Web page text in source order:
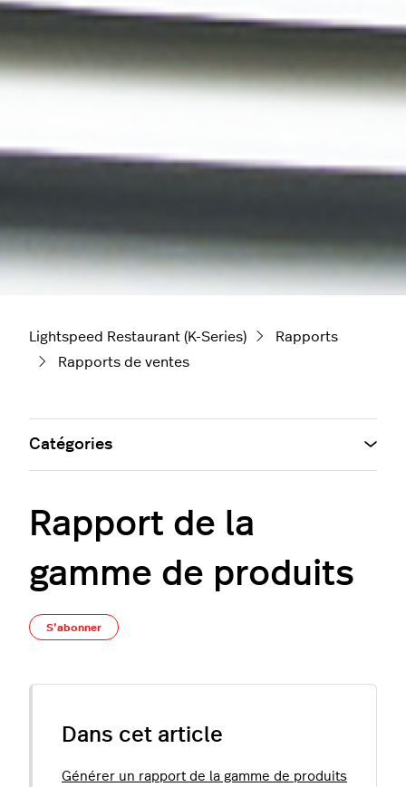
Lightspeed Restaurant (K-Series)
Rapports
Rapports de ventes
Rapport de la
gamme de produits
S’abonner
Dans cet article
Générer un rapport de la gamme de produits
Catégories